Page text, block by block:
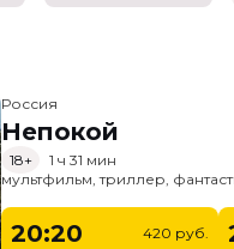
Россия
Непокой
18+
1 ч 31 мин
мультфильм, триллер,
20:20
420 руб.